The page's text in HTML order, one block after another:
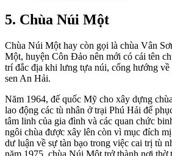
5. Chùa Núi Một
Chùa Núi Một hay còn gọi là chùa Vân
Một, huyện Côn Đảo nên mới có cái tên
trí đắc địa khi lưng tựa núi, cổng hướng
sen An Hải.
Năm 1964, đế quốc Mỹ cho xây dựng
lao động các tù nhân ở trại Phú Hải để
tâm linh của gia đình và các quan chức
ngôi chùa được xây lên còn vì mục đích
dư luận về sự tàn bạo trong việc cai trị tù